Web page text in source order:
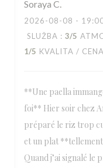
Soraya C
2026-08-08 -
SLUŽBA : 3/5
1/5 KVALITA / CENA
**Une paella
foi** Hier soir chez
préparé le riz trop
et un plat **tellement
Quand j’ai signalé le